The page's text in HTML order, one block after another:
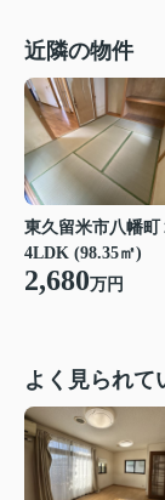
近隣の物件
東久留米市八幡町
4LDK (98.35㎡)
2,680万円
よく見られて